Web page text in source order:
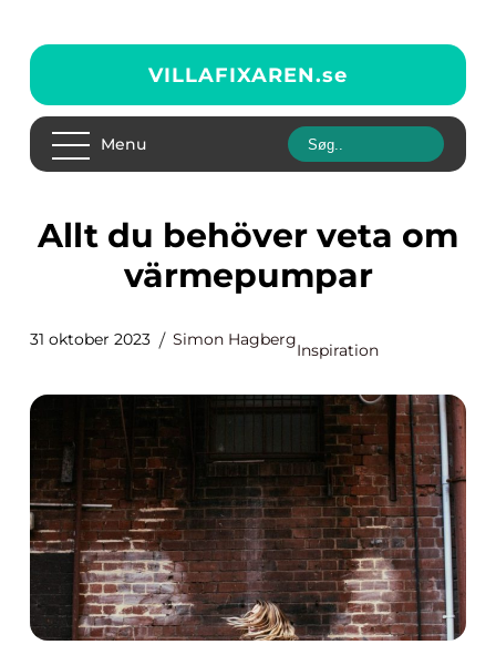
VILLAFIXAREN.se
Menu
Allt du behöver veta om
värmepumpar
31 oktober 2023 Simon Hagberg
Inspiration